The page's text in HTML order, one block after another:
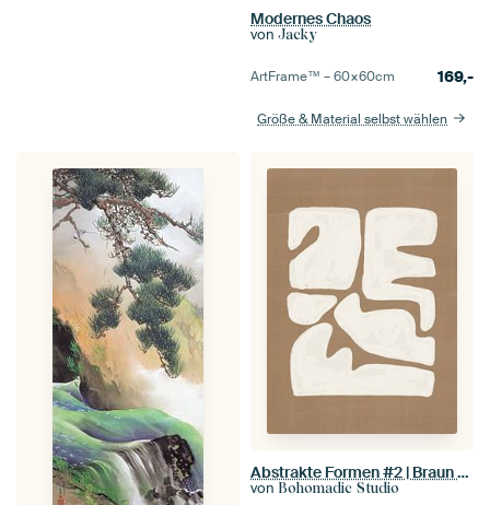
Modernes Chaos
von Jacky
ArtFrame™ –60×60cm 169,-
Größe & Material selbst wählen
Abstrakte Formen #2 | Braun Weiß
von Bohomadic Studio